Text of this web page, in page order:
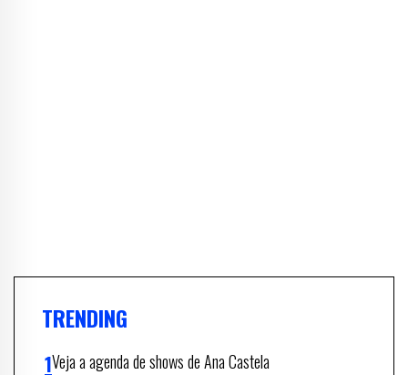
TRENDING
Veja a agenda de shows de Ana Castela